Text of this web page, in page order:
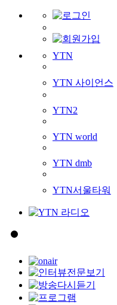
YTN
YTN 사이언스
YTN2
YTN world
YTN dmb
YTN서울타워